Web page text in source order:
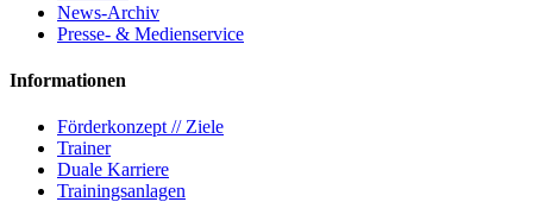
News-Archiv
Presse- & Medienservice
Informationen
Förderkonzept // Ziele
Trainer
Duale Karriere
Trainingsanlagen